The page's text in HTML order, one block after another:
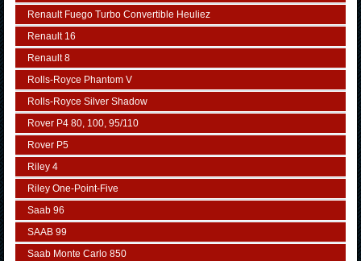
Renault Fuego Turbo Convertible Heuliez
Renault 16
Renault 8
Rolls-Royce Phantom V
Rolls-Royce Silver Shadow
Rover P4 80, 100, 95/110
Rover P5
Riley 4
Riley One-Point-Five
Saab 96
SAAB 99
Saab Monte Carlo 850